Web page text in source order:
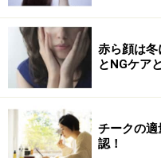
気になってきたら、で
ワが定着するのを防ぐ
して使うことで目の周
るはず。
■DATA
ポーラ リンクルショット
赤ら顔は
とNGケア
チークの
認！